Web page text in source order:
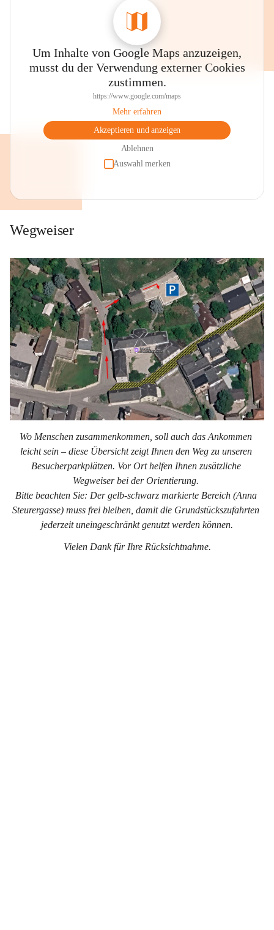
Um Inhalte von Google Maps anzuzeigen,
musst du der Verwendung externer Cookies
zustimmen.
https://www.google.com/maps
Mehr erfahren
Akzeptieren und anzeigen
Ablehnen
Auswahl merken
Wegweiser
Wo Menschen zusammenkommen, soll auch das Ankommen
leicht sein – diese Übersicht zeigt Ihnen den Weg zu unseren
Besucherparkplätzen. Vor Ort helfen Ihnen zusätzliche
Wegweiser bei der Orientierung.
Bitte beachten Sie: Der gelb-schwarz markierte Bereich (Anna
Steurergasse) muss frei bleiben, damit die Grundstückszufahrten
jederzeit uneingeschränkt genutzt werden können.
Vielen Dank für Ihre Rücksichtnahme.